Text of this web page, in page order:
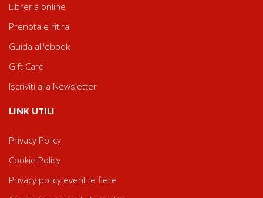
Libreria online
Prenota e ritira
Guida all'ebook
Gift Card
Iscriviti alla Newsletter
LINK UTILI
Privacy Policy
Cookie Policy
Privacy policy eventi e fiere